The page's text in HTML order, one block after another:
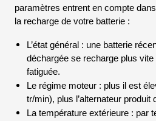
paramètres entrent en compte
la recharge de votre batterie :
L’état général : une batterie
déchargée se recharge plus vite
fatiguée.
Le régime moteur : plus il est
tr/min), plus l’alternateur produit
La température extérieure : par